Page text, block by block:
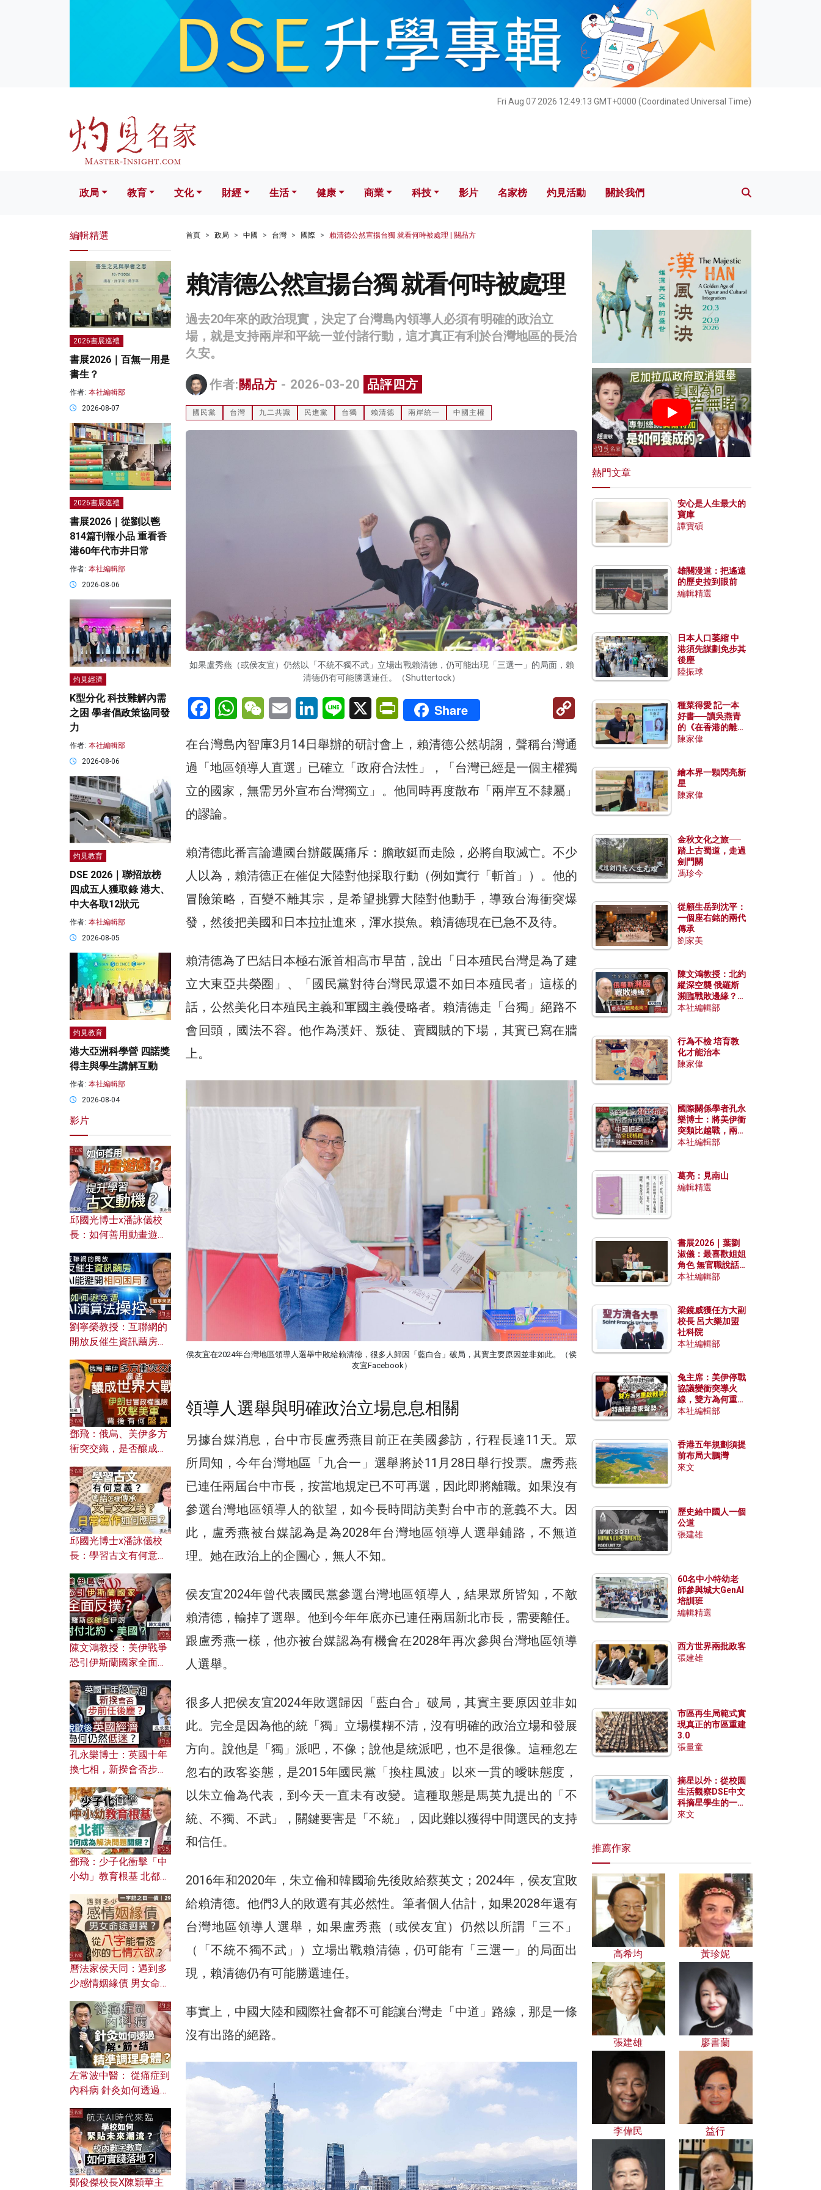
Fri Aug 07 2026 12:49:14 GMT+0000 (Coordinated Universal Time)
文化 財經 生活 健康 科技 影片 名家榜 灼見活動 關於我們
政局 教育 文化 財經 生活 健康 商業 科技 影片 名家榜 灼見活動 關於我們
首頁 政局 中國 台灣 國際 賴清德公然宣揚台獨 就看何時被處理 | 關品方
賴清德公然宣揚台獨 就看何時被處理
過去20年來的政治現實，決定了台灣島內領導人必須有明確的政治立
場，就是支持兩岸和平統一並付諸行動，這才真正有利於台灣地區的長治
久安。
作者: 關品方 - 2026-03-20 品評四方
國民黨 台灣 九二共識 民進黨 台獨 賴清德 兩岸統一 中國主權
如果盧秀燕（或侯友宜）仍然以「不統不獨不武」立場出戰賴清德，仍可能出現「三選一」的局面，賴
清德仍有可能勝選連任。（Shuttertock）
FacebookWhatsAppWeChatEmail LinkedInLine X PrintFriendly
Share
Copy
在台灣島內智庫3月14日舉辦的研討會上，賴清德公然胡謅，聲稱台灣通
過「地區領導人直選」已確立「政府合法性」，「台灣已經是一個主權獨
立的國家，無需另外宣布台灣獨立」。他同時再度散布「兩岸互不隸屬」
的謬論。
賴清德此番言論遭國台辦嚴厲痛斥：膽敢鋌而走險，必將自取滅亡。不少
人以為，賴清德正在催促大陸對他採取行動（例如實行「斬首」）。他的
冒險策略，百變不離其宗，是希望挑釁大陸對他動手，導致台海衝突爆
發，然後把美國和日本拉扯進來，渾水摸魚。賴清德現在已急不及待。
賴清德為了巴結日本極右派首相高市早苗，說出「日本殖民台灣是為了建
立大東亞共榮圈」、「國民黨對待台灣民眾還不如日本殖民者」這樣的
話，公然美化日本殖民主義和軍國主義侵略者。賴清德走「台獨」絕路不
會回頭，國法不容。他作為漢奸、叛徒、賣國賊的下場，其實已寫在牆
上。
侯友宜在2024年台灣地區領導人選舉中敗給賴清德，很多人歸因「藍白合」破局，其實主要原因並非如此。（侯
友宜Facebook）
領導人選舉與明確政治立場息息相關
另據台媒消息，台中市長盧秀燕目前正在美國參訪，行程長達11天。眾
所周知，今年台灣地區「九合一」選舉將於11月28日舉行投票。盧秀燕
已連任兩屆台中市長，按當地規定已不可再選，因此即將離職。如果沒有
參選台灣地區領導人的欲望，如今長時間訪美對台中市的意義不大。因
此，盧秀燕被台媒認為是為2028年台灣地區領導人選舉鋪路，不無道
理。她在政治上的企圖心，無人不知。
侯友宜2024年曾代表國民黨參選台灣地區領導人，結果眾所皆知，不敵
賴清德，輸掉了選舉。他到今年年底亦已連任兩屆新北市長，需要離任。
跟盧秀燕一樣，他亦被台媒認為有機會在2028年再次參與台灣地區領導
人選舉。
很多人把侯友宜2024年敗選歸因「藍白合」破局，其實主要原因並非如
此。完全是因為他的統「獨」立場模糊不清，沒有明確的政治立場和發展
方向。說他是「獨」派吧，不像；說他是統派吧，也不是很像。這種忽左
忽右的政客姿態，是2015年國民黨「換柱風波」以來一貫的曖昧態度，
以朱立倫為代表，到今天一直未有改變。這種取態是馬英九提出的「不
統、不獨、不武」，關鍵要害是「不統」，因此難以獲得中間選民的支持
和信任。
2016年和2020年，朱立倫和韓國瑜先後敗給蔡英文；2024年，侯友宜敗
給賴清德。他們3人的敗選有其必然性。筆者個人估計，如果2028年還有
台灣地區領導人選舉，如果盧秀燕（或侯友宜）仍然以所謂「三不」
（「不統不獨不武」）立場出戰賴清德，仍可能有「三選一」的局面出
現，賴清德仍有可能勝選連任。
事實上，中國大陸和國際社會都不可能讓台灣走「中道」路線，那是一條
沒有出路的絕路。
編輯精選
2026書展巡禮
書展2026｜百無一用是
書生？
作者: 本社編輯部
2026-08-07
2026書展巡禮
書展2026｜從劉以鬯
814篇刊報小品 重看香
港60年代市井日常
作者: 本社編輯部
2026-08-06
灼見經濟
K型分化 科技難解內需
之困 學者倡政策協同發
力
作者: 本社編輯部
2026-08-06
灼見教育
DSE 2026｜聯招放榜
四成五人獲取錄 港大、
中大各取12狀元
作者: 本社編輯部
2026-08-05
灼見教育
港大亞洲科學營 四諾獎
得主與學生講解互動
作者: 本社編輯部
2026-08-04
影片
邱國光博士x潘詠儀校
長：如何善用動畫遊戲
劉寧榮教授：互聯網的
開放反催生資訊繭房，
何避免遭AI演算法操
控？
鄧飛：俄烏、美伊多方
衝突交織，是否釀成世
風險攻擊美軍，背後有
何盤算？
邱國光博士x潘詠儀校
長：學習古文有何意
文之美？ 日常寫作如何
應用？
陳文鴻教授：美伊戰爭
恐引伊斯蘭國家全面反
對付北約美國？
孔永樂博士：英國十年
換七相，新揆會否步前
濟為何仍然低迷？
鄧飛：少子化衝擊「中
小幼」教育根基 北都如
曆法家侯天同：遇到多
少感情姻緣債 男女命途
的七情六欲？
左常波中醫： 從痛症到
內科病 針灸如何透過解
鄭俊傑校長X陳穎華主
熱門文章
安心是人生最大的
寶庫
譚寶碩
雄關漫道：把遙遠
的歷史拉到眼前
編輯精選
日本人口萎縮 中
港須先謀劃免步其
後塵
陸振球
種菜得愛 記一本
好書──讀吳燕青
的《在香港的離島
種菜》
陳家偉
繪本界一顆閃亮新
星
陳家偉
金秋文化之旅──
踏上古蜀道，走過
劍門關
馮珍今
從顧生岳到沈平：
一個座右銘的兩代
傳承
劉家美
陳文鴻教授：北約
縱深空襲 俄羅斯
瀕臨戰敗邊緣？中
國零部件能左右戰
本社編輯部
行為不檢 培育教
化才能治本
陳家偉
國際關係學者孔永
樂博士：將美伊衝
突類比越戰，兩者
有何異同？中國崛
本社編輯部
葛亮：見南山
編輯精選
書展2026｜葉劉
淑儀：最喜歡姐姐
角色 無官職說話
包袱少
本社編輯部
梁鏡威獲任方大副
校長 呂大樂加盟
社科院
本社編輯部
兔主席：美伊停戰
協議變衝突導火
線，雙方為何重啟
戰爭？伊朗一早洞
本社編輯部
香港五年規劃須提
前布局大鵬灣
來文
歷史給中國人一個
公道
張建雄
60名中小特幼老
師參與城大GenAI
培訓班
編輯精選
西方世界兩批政客
張建雄
市區再生局範式實
現真正的市區重建
3.0
張量童
摘星以外：從校園
生活觀察DSE中文
科摘星學生的一點
特質
來文
推薦作家
高希均 黃珍妮
張建雄 廖書蘭
李偉民 益行